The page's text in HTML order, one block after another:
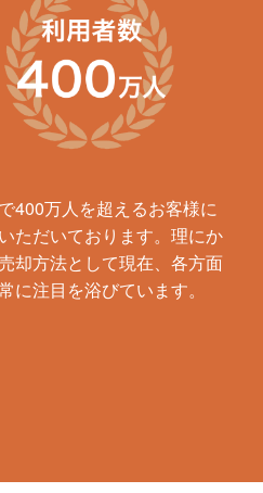
400万人を超えるお客様に
ただいております。理にか
却方法として現在、各方面
に注目を浴びています。